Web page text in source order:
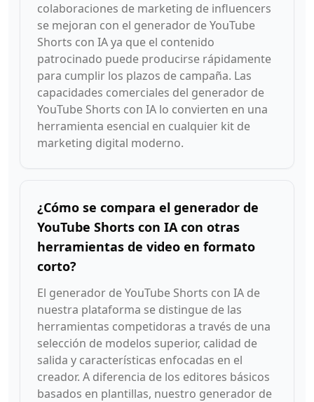
colaboraciones de marketing de influencers
se mejoran con el generador de YouTube
Shorts con IA ya que el contenido
patrocinado puede producirse rápidamente
para cumplir los plazos de campaña. Las
capacidades comerciales del generador de
YouTube Shorts con IA lo convierten en una
herramienta esencial en cualquier kit de
marketing digital moderno.
¿Cómo se compara el generador de
YouTube Shorts con IA con otras
herramientas de video en formato
corto?
El generador de YouTube Shorts con IA de
nuestra plataforma se distingue de las
herramientas competidoras a través de una
selección de modelos superior, calidad de
salida y características enfocadas en el
creador. A diferencia de los editores básicos
basados en plantillas, nuestro generador de